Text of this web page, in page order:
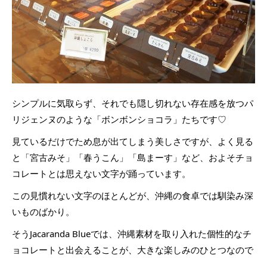
シンプルに気取らず、それでも隠し切れない存在感を放つパ
リジェンヌのような「ボンボンショコラ」たちです♡
見ているだけでため息が出てしまう美しさですが、よく見る
と「宮古みそ」「春うこん」「島まーす」など、およそチョ
コレートとは思えない文字が踊っています。
この見慣れない文字のほとんどが、沖縄の食卓では馴染み深
いものばかり。
そうJacaranda Blueでは、沖縄素材を取り入れた個性的なチ
ョコレートと出会えることが、大きな楽しみのひとつなので